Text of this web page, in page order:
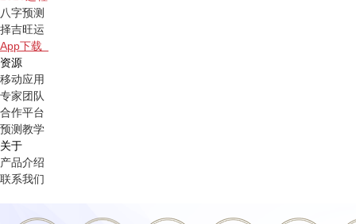
八字预测
择吉旺运
App下载
资源
移动应用
专家团队
合作平台
预测教学
关于
产品介绍
联系我们